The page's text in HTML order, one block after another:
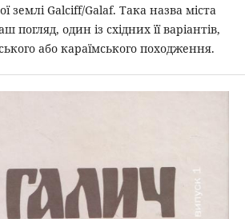
землі Galciff/Galaf. Така назва міста
погляд, один із східних її варіантів,
або караїмського походження.